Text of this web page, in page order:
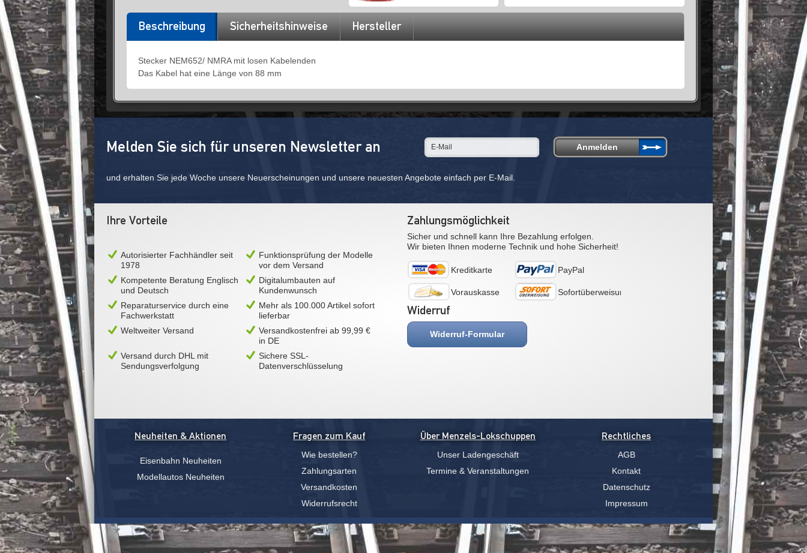
Beschreibung Sicherheitshinweise Hersteller
Stecker NEM652/ NMRA mit losen Kabelenden
Das Kabel hat eine Länge von 88 mm
Melden Sie sich für unseren Newsletter an
und erhalten Sie jede Woche unsere Neuerscheinungen und unsere neuesten Angebote einfach per E-Mail.
Ihre Vorteile
Autorisierter Fachhändler seit
1978
Funktionsprüfung der Modelle
vor dem Versand
Kompetente Beratung Englisch
und Deutsch
Digitalumbauten auf
Kundenwunsch
Reparaturservice durch eine
Fachwerkstatt
Mehr als 100.000 Artikel sofort
lieferbar
Weltweiter Versand
Versandkostenfrei ab 99,99 €
in DE
Versand durch DHL mit
Sendungsverfolgung
Sichere SSL-
Datenverschlüsselung
Zahlungsmöglichkeit
Sicher und schnell kann Ihre Bezahlung erfolgen.
Wir bieten Ihnen moderne Technik und hohe Sicherheit!
Kreditkarte PayPal
Vorauskasse Sofortüberweisung
Widerruf
Widerruf-Formular
Neuheiten & Aktionen
Eisenbahn Neuheiten
Modellautos Neuheiten
Fragen zum Kauf
Wie bestellen?
Zahlungsarten
Versandkosten
Widerrufsrecht
Über Menzels-Lokschuppen
Unser Ladengeschäft
Termine & Veranstaltungen
Rechtliches
AGB
Kontakt
Datenschutz
Impressum